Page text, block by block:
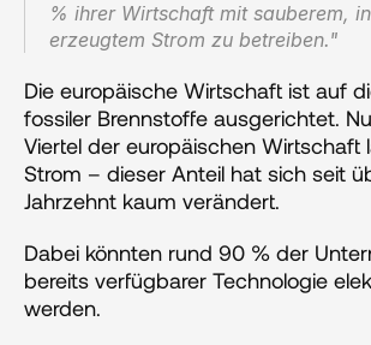
% ihrer Wirtschaft mit sauberem,
erzeugtem Strom zu betreiben."
Die europäische Wirtschaft ist auf
fossiler Brennstoffe ausgerichtet.
Viertel der europäischen Wirtschaft
Strom – dieser Anteil hat sich seit
Jahrzehnt kaum verändert.
Dabei könnten rund 90 % der
bereits verfügbarer Technologie
werden.